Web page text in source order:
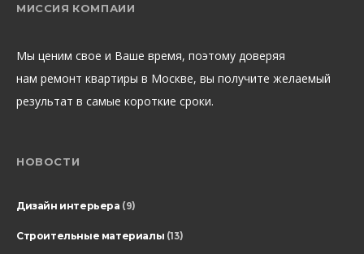
МИССИЯ КОМПАИИ
Мы ценим свое и Ваше время, поэтому доверяя
нам ремонт квартиры в Москве, вы получите желаемый
результат в самые короткие сроки.
НОВОСТИ
Дизайн интерьера (9)
Строительные материалы (13)